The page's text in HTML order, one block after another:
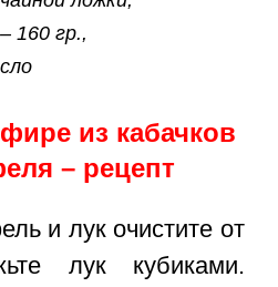
160 гр.,
из кабачков
– рецепт
и лук очистите от
лук кубиками.